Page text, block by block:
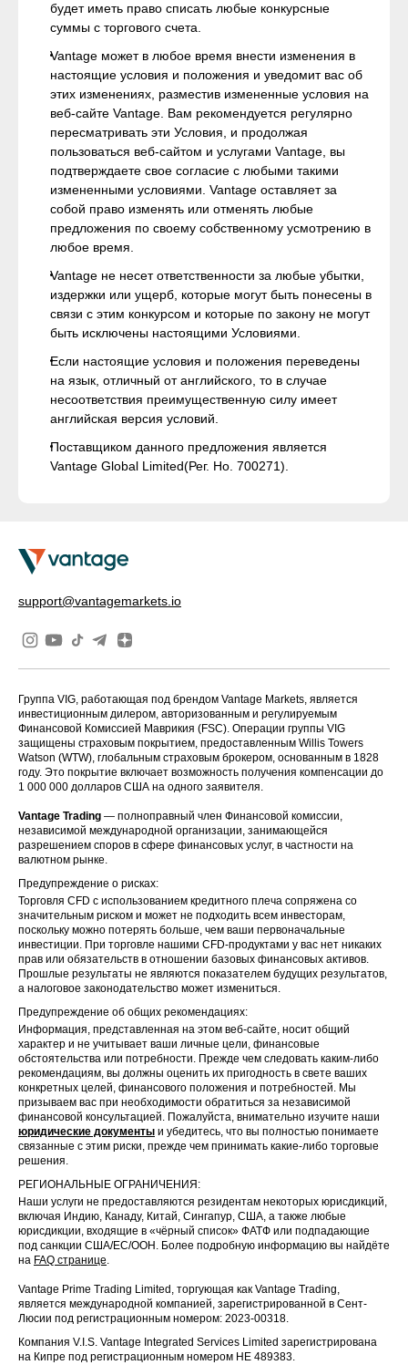
будет иметь право списать любые конкурсные
суммы с торгового счета.
Vantage может в любое время внести изменения в
настоящие условия и положения и уведомит вас об
этих изменениях, разместив измененные условия на
веб-сайте Vantage. Вам рекомендуется регулярно
пересматривать эти Условия, и продолжая
пользоваться веб-сайтом и услугами Vantage, вы
подтверждаете свое согласие с любыми такими
измененными условиями. Vantage оставляет за
собой право изменять или отменять любые
предложения по своему собственному усмотрению в
любое время.
Vantage не несет ответственности за любые убытки,
издержки или ущерб, которые могут быть понесены в
связи с этим конкурсом и которые по закону не могут
быть исключены настоящими Условиями.
Если настоящие условия и положения переведены
на язык, отличный от английского, то в случае
несоответствия преимущественную силу имеет
английская версия условий.
Поставщиком данного предложения является
Vantage Global Limited(Рег. Нo. 700271).
support@vantagemarkets.io
Группа VIG, работающая под брендом Vantage Markets, является
инвестиционным дилером, авторизованным и регулируемым
Финансовой Комиссией Маврикия (FSC). Операции группы VIG
защищены страховым покрытием, предоставленным Willis Towers
Watson (WTW), глобальным страховым брокером, основанным в 1828
году. Это покрытие включает возможность получения компенсации до
1 000 000 долларов США на одного заявителя.
Vantage Trading — полноправный член Финансовой комиссии,
независимой международной организации, занимающейся
разрешением споров в сфере финансовых услуг, в частности на
валютном рынке.
Предупреждение о рисках:
Торговля CFD с использованием кредитного плеча сопряжена со
значительным риском и может не подходить всем инвесторам,
поскольку можно потерять больше, чем ваши первоначальные
инвестиции. При торговле нашими CFD-продуктами у вас нет никаких
прав или обязательств в отношении базовых финансовых активов.
Прошлые результаты не являются показателем будущих результатов,
а налоговое законодательство может измениться.
Предупреждение об общих рекомендациях:
Информация, представленная на этом веб-сайте, носит общий
характер и не учитывает ваши личные цели, финансовые
обстоятельства или потребности. Прежде чем следовать каким-либо
рекомендациям, вы должны оценить их пригодность в свете ваших
конкретных целей, финансового положения и потребностей. Мы
призываем вас при необходимости обратиться за независимой
финансовой консультацией. Пожалуйста, внимательно изучите наши
юридические документы и убедитесь, что вы полностью понимаете
связанные с этим риски, прежде чем принимать какие-либо торговые
решения.
РЕГИОНАЛЬНЫЕ ОГРАНИЧЕНИЯ:
Наши услуги не предоставляются резидентам некоторых юрисдикций,
включая Индию, Канаду, Китай, Сингапур, США, а также любые
юрисдикции, входящие в «чёрный список» ФАТФ или подпадающие
под санкции США/ЕС/ООН. Более подробную информацию вы найдёте
на FAQ странице.
Vantage Prime Trading Limited, торгующая как Vantage Trading,
является международной компанией, зарегистрированной в Сент-
Люсии под регистрационным номером: 2023-00318.
Компания V.I.S. Vantage Integrated Services Limited зарегистрирована
на Кипре под регистрационным номером HE 489383.